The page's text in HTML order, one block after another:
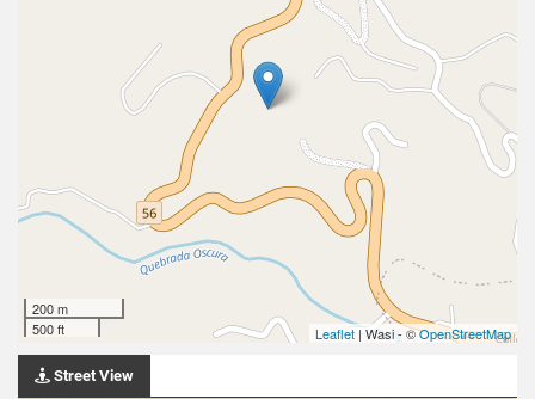
200 m
500 ft
Leaflet | Wasi - ©OpenStreetMap
Street View